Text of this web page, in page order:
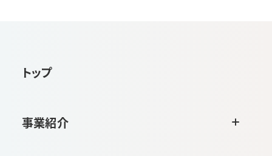
トップ
事業紹介